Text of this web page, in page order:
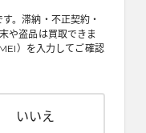
。滞納・不正契約・
や盗品は買取できま
）を入力してご確認
いいえ